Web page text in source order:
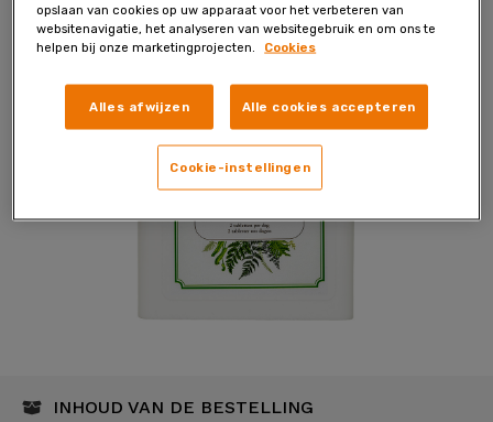
INHOUD VAN DE BESTELLING
opslaan van cookies op uw apparaat voor het verbeteren van
websitenavigatie, het analyseren van websitegebruik en om ons te
helpen bij onze marketingprojecten.
Cookies
Alles afwijzen Alle cookies accepteren
Cookie-instellingen